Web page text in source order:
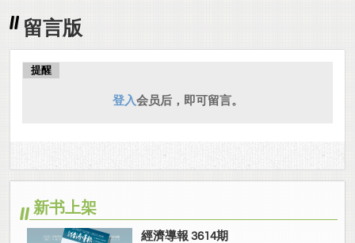
留言版
提醒
登入会员后，即可留言。
新书上架
經濟導報 3614期